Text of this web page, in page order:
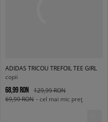
ADIDAS TRICOU TREFOIL TEE GIRL
copii
68,99 RON
129,99 RON
69,99 RON - cel mai mic preț